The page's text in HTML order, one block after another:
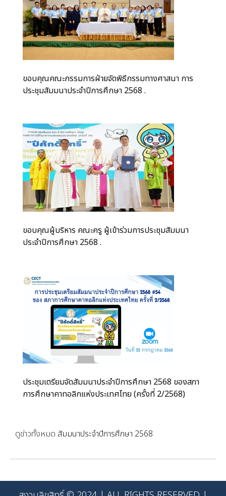
ขอบคุณคณะกรรมการฝ่ายจัดพิธีกรรมทางศาสนา การ
ประชุมสัมมนาประจำปีการศึกษา 2568 .
ขอบคุณผู้บริหาร คณะครู ผู้เข้าร่วมการประชุมสัมมนา
ประจำปีการศึกษา 2568 .
ประชุมเตรียมจัดสัมมนาประจำปีการศึกษา 2568 ของสภา
การศึกษาคาทอลิกแห่งประเทศไทย (ครั้งที่ 2/2568)
ดูข่าวทั้งหมด สัมมนาประจำปีการศึกษา 2568